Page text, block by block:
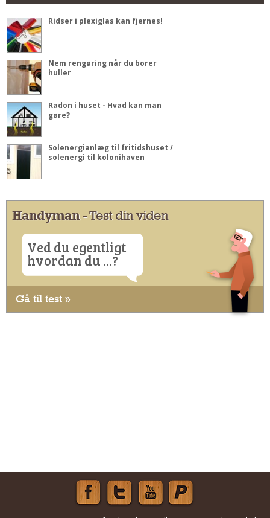
Ridser i plexiglas kan fjernes!
Nem rengøring når du borer
huller
Radon i huset - Hvad kan man
gøre?
Solenergianlæg til fritidshuset /
solenergi til kolonihaven
Handyman- Test din viden
Ved du egentligt
hvordan du ...?
Gå til test »